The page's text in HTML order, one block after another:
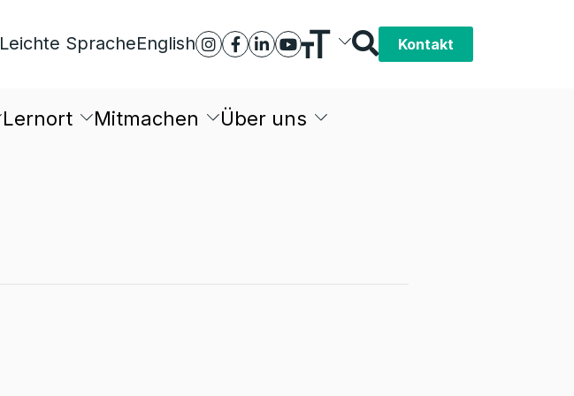
Leichte SpracheEnglish Kontakt
Lernort Mitmachen Über uns